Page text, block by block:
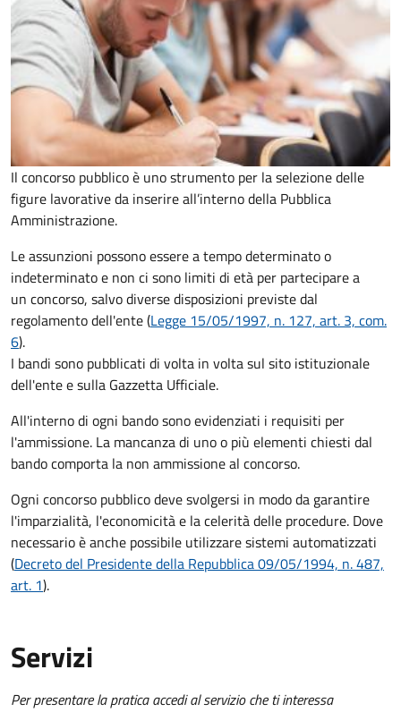
Il concorso pubblico è uno strumento per la selezione delle
figure lavorative da inserire all’interno della Pubblica
Amministrazione.
Le assunzioni possono essere a tempo determinato o
indeterminato e non ci sono limiti di età per partecipare a
un concorso, salvo diverse disposizioni previste dal
regolamento dell'ente (Legge 15/05/1997, n. 127, art. 3, com.
6).
I bandi sono pubblicati di volta in volta sul sito istituzionale
dell'ente e sulla Gazzetta Ufficiale.
All'interno di ogni bando sono evidenziati i requisiti per
l'ammissione. La mancanza di uno o più elementi chiesti dal
bando comporta la non ammissione al concorso.
Ogni concorso pubblico deve svolgersi in modo da garantire
l'imparzialità, l'economicità e la celerità delle procedure. Dove
necessario è anche possibile utilizzare sistemi automatizzati
(Decreto del Presidente della Repubblica 09/05/1994, n. 487,
art. 1).
Servizi
Per presentare la pratica accedi al servizio che ti interessa